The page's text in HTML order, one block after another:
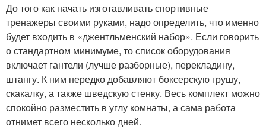
До того как начать изготавливать спортивные
тренажеры своими руками, надо определить, что именно
будет входить в «джентльменский набор». Если говорить
о стандартном минимуме, то список оборудования
включает гантели (лучше разборные), перекладину,
штангу. К ним нередко добавляют боксерскую грушу,
скакалку, а также шведскую стенку. Весь комплект можно
спокойно разместить в углу комнаты, а сама работа
отнимет всего несколько дней.